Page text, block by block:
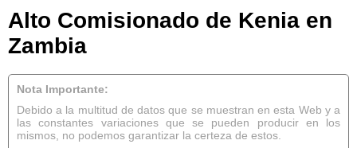
Alto Comisionado de Kenia en
Zambia
Nota Importante:
Debido a la multitud de datos que se muestran en esta Web y a
las constantes variaciones que se pueden producir en los
mismos, no podemos garantizar la certeza de estos.